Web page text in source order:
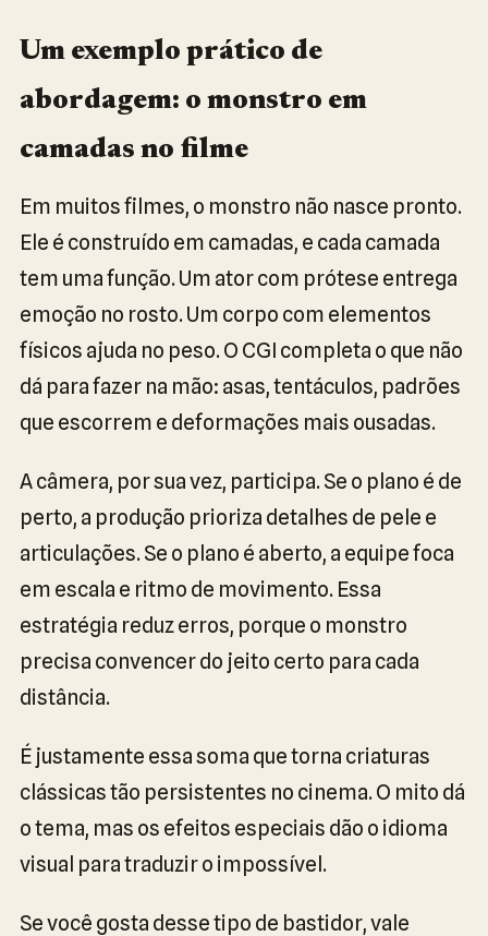
Um exemplo prático de
abordagem: o monstro em
camadas no filme
Em muitos filmes, o monstro não nasce pronto.
Ele é construído em camadas, e cada camada
tem uma função. Um ator com prótese entrega
emoção no rosto. Um corpo com elementos
físicos ajuda no peso. O CGI completa o que não
dá para fazer na mão: asas, tentáculos, padrões
que escorrem e deformações mais ousadas.
A câmera, por sua vez, participa. Se o plano é de
perto, a produção prioriza detalhes de pele e
articulações. Se o plano é aberto, a equipe foca
em escala e ritmo de movimento. Essa
estratégia reduz erros, porque o monstro
precisa convencer do jeito certo para cada
distância.
É justamente essa soma que torna criaturas
clássicas tão persistentes no cinema. O mito dá
o tema, mas os efeitos especiais dão o idioma
visual para traduzir o impossível.
Se você gosta desse tipo de bastidor, vale